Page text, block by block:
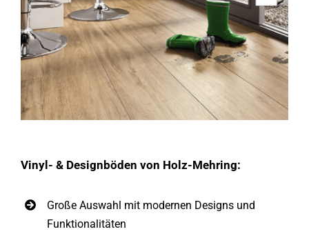
Vinyl- & Designböden von Holz-Mehring:
Große Auswahl mit modernen Designs und
Funktionalitäten